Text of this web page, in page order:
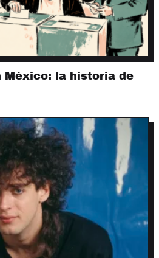
México: la historia de